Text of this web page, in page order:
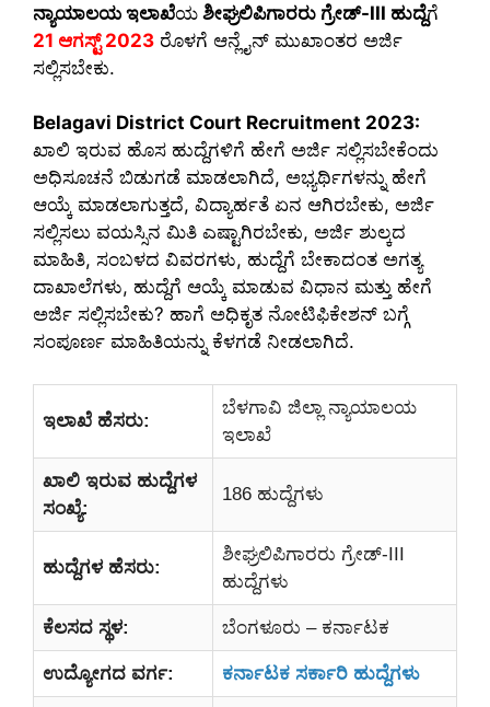
ನ್ಯಾಯಾಲಯ ಇಲಾಖೆಯ ಶೀಘ್ರಲಿಪಿಗಾರರು ಗ್ರೇಡ್-III ಹುದ್ದೆಗೆ
21 ಆಗಸ್ಟ್ 2023 ರೊಳಗೆ ಆನ್ಲೈನ್ ಮುಖಾಂತರ ಅರ್ಜಿ
ಸಲ್ಲಿಸಬೇಕು.
Belagavi District Court Recruitment 2023:
ಖಾಲಿ ಇರುವ ಹೊಸ ಹುದ್ದೆಗಳಿಗೆ ಹೇಗೆ ಅರ್ಜಿ ಸಲ್ಲಿಸಬೇಕೆಂದು
ಅಧಿಸೂಚನೆ ಬಿಡುಗಡೆ ಮಾಡಲಾಗಿದೆ, ಅಭ್ಯರ್ಥಿಗಳನ್ನು ಹೇಗೆ
ಆಯ್ಕೆ ಮಾಡಲಾಗುತ್ತದೆ, ವಿದ್ಯಾರ್ಹತೆ ಏನ ಆಗಿರಬೇಕು, ಅರ್ಜಿ
ಸಲ್ಲಿಸಲು ವಯಸ್ಸಿನ ಮಿತಿ ಎಷ್ಟಾಗಿರಬೇಕು, ಅರ್ಜಿ ಶುಲ್ಕದ
ಮಾಹಿತಿ, ಸಂಬಳದ ವಿವರಗಳು, ಹುದ್ದೆಗೆ ಬೇಕಾದಂತ ಅಗತ್ಯ
ದಾಖಾಲೆಗಳು, ಹುದ್ದೆಗೆ ಆಯ್ಕೆ ಮಾಡುವ ವಿಧಾನ ಮತ್ತು ಹೇಗೆ
ಅರ್ಜಿ ಸಲ್ಲಿಸಬೇಕು? ಹಾಗೆ ಅಧಿಕೃತ ನೋಟಿಫಿಕೇಶನ್ ಬಗ್ಗೆ
ಸಂಪೂರ್ಣ ಮಾಹಿತಿಯನ್ನು ಕೆಳಗಡೆ ನೀಡಲಾಗಿದೆ.
ಇಲಾಖೆ ಹೆಸರು:
ಬೆಳಗಾವಿ ಜಿಲ್ಲಾ ನ್ಯಾಯಾಲಯ
ಇಲಾಖೆ
ಖಾಲಿ ಇರುವ ಹುದ್ದೆಗಳ
ಸಂಖ್ಯೆ:
186 ಹುದ್ದೆಗಳು
ಹುದ್ದೆಗಳ ಹೆಸರು:
ಶೀಘ್ರಲಿಪಿಗಾರರು ಗ್ರೇಡ್-III
ಹುದ್ದೆಗಳು
ಕೆಲಸದ ಸ್ಥಳ: ಬೆಂಗಳೂರು – ಕರ್ನಾಟಕ
ಉದ್ಯೋಗದ ವರ್ಗ: ಕರ್ನಾಟಕ ಸರ್ಕಾರಿ ಹುದ್ದೆಗಳು